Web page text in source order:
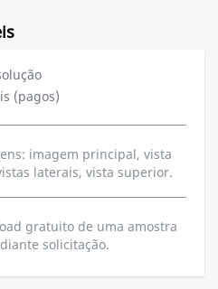
(pagos)
imagem principal, vista
laterais, vista superior.
gratuito de uma amostra
solicitação.